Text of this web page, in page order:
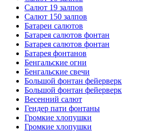
Салют 19 залпов
Салют 150 залпов
Батареи салютов
Батарея салютов фонтан
Батарея салютов фонтан
Батарея фонтанов
Бенгальские огни
Бенгальские свечи
Большой фонтан фейерверк
Большой фонтан фейерверк
Весенний салют
Гендер пати фонтаны
Громкие хлопушки
Громкие хлопушки